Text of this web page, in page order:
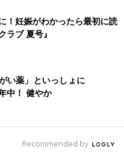
！妊娠がわかったら最初に読
ラブ 夏号』
い薬」といっしょに
中！ 健やか
Recommended by